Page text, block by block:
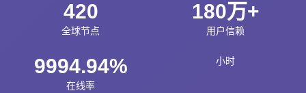
420
全球节点
180万+
用户信赖
9994.94%
在线率
小时